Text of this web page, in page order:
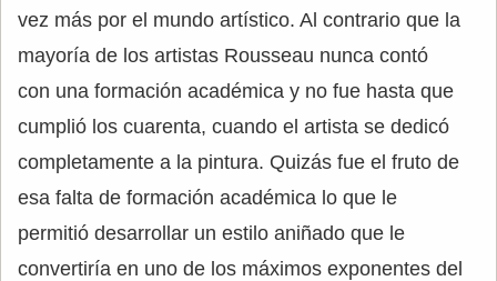
vez más por el mundo artístico. Al contrario que la
mayoría de los artistas Rousseau nunca contó
con una formación académica y no fue hasta que
cumplió los cuarenta, cuando el artista se dedicó
completamente a la pintura. Quizás fue el fruto de
esa falta de formación académica lo que le
permitió desarrollar un estilo aniñado que le
convertiría en uno de los máximos exponentes del